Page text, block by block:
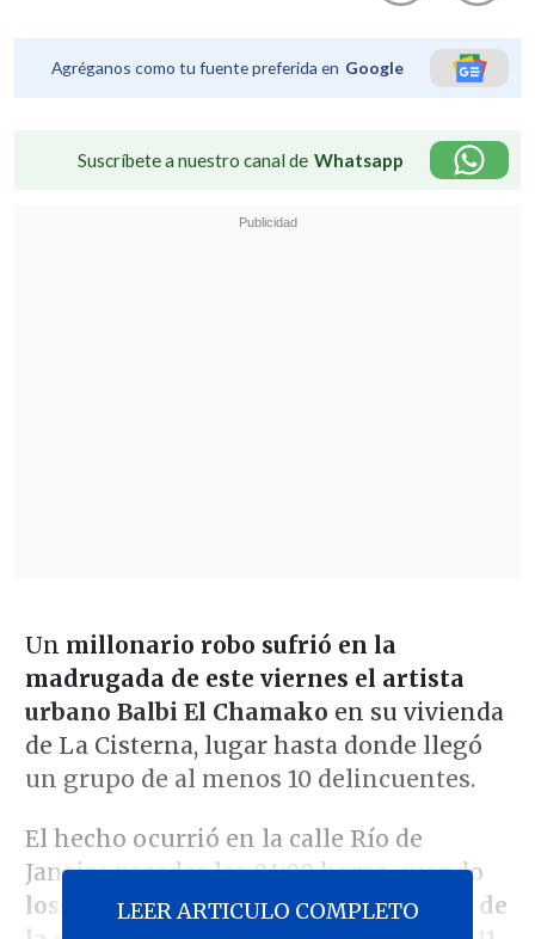
Agréganos como tu fuente preferida en Google
Suscríbete a nuestro canal de Whatsapp
Un millonario robo sufrió en la
madrugada de este viernes el artista
urbano Balbi El Chamako en su vivienda
de La Cisterna, lugar hasta donde llegó
un grupo de al menos 10 delincuentes.
El hecho ocurrió en la calle Río de
Janeiro pasadas las 04:00 horas, cuando
los sujetos ingresaron por la ventana de
LEER ARTICULO COMPLETO